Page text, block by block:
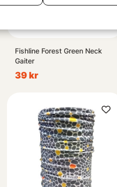
Fishline Forest Green Neck
Gaiter
39 kr